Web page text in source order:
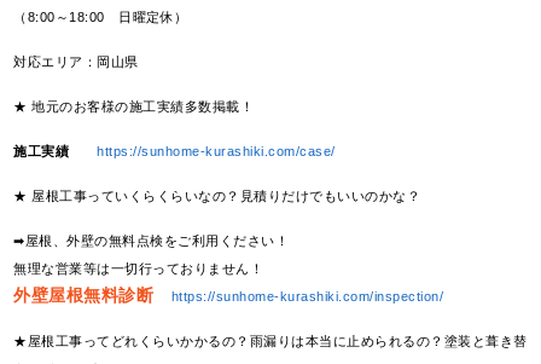
（8:00～18:00 日曜定休）
対応エリア：岡山県
★ 地元のお客様の施工実績多数掲載！
施工実績 https://sunhome-kurashiki.com/case/
★ 屋根工事っていくらくらいなの？見積りだけでもいいのかな？
➡屋根、外壁の無料点検をご利用ください！
無理な営業等は一切行っておりません！
外壁屋根無料診断 https://sunhome-kurashiki.com/inspection/
★屋根工事ってどれくらいかかるの？雨漏りは本当に止められるの？塗装と葺き替